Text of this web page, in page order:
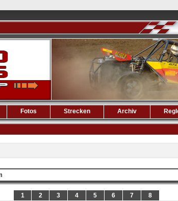
Fotos Strecken Archiv
1 2 3 4 5 6 7
8